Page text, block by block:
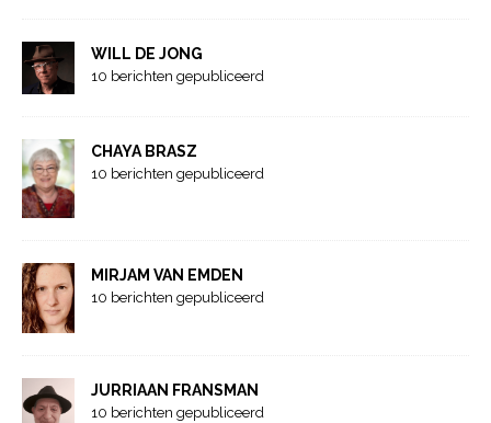
WILL DE JONG
10 berichten gepubliceerd
CHAYA BRASZ
10 berichten gepubliceerd
MIRJAM VAN EMDEN
10 berichten gepubliceerd
JURRIAAN FRANSMAN
10 berichten gepubliceerd